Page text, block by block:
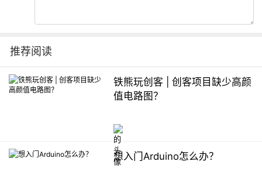
推荐阅读
铁熊玩创客 | 创客项目缺少高颜
值电路图？
想入门Arduino怎么办？